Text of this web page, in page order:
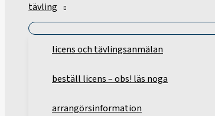
tävling
licens och tävlingsanmälan
beställ licens – obs! läs noga
arrangörsinformation